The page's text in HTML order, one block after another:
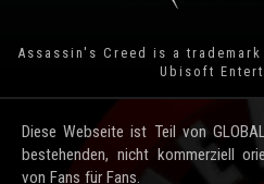
Assassin's Creed is a
Ubisoft
Diese Webseite ist Teil von
bestehenden, nicht kommerziell
von Fans für Fans.